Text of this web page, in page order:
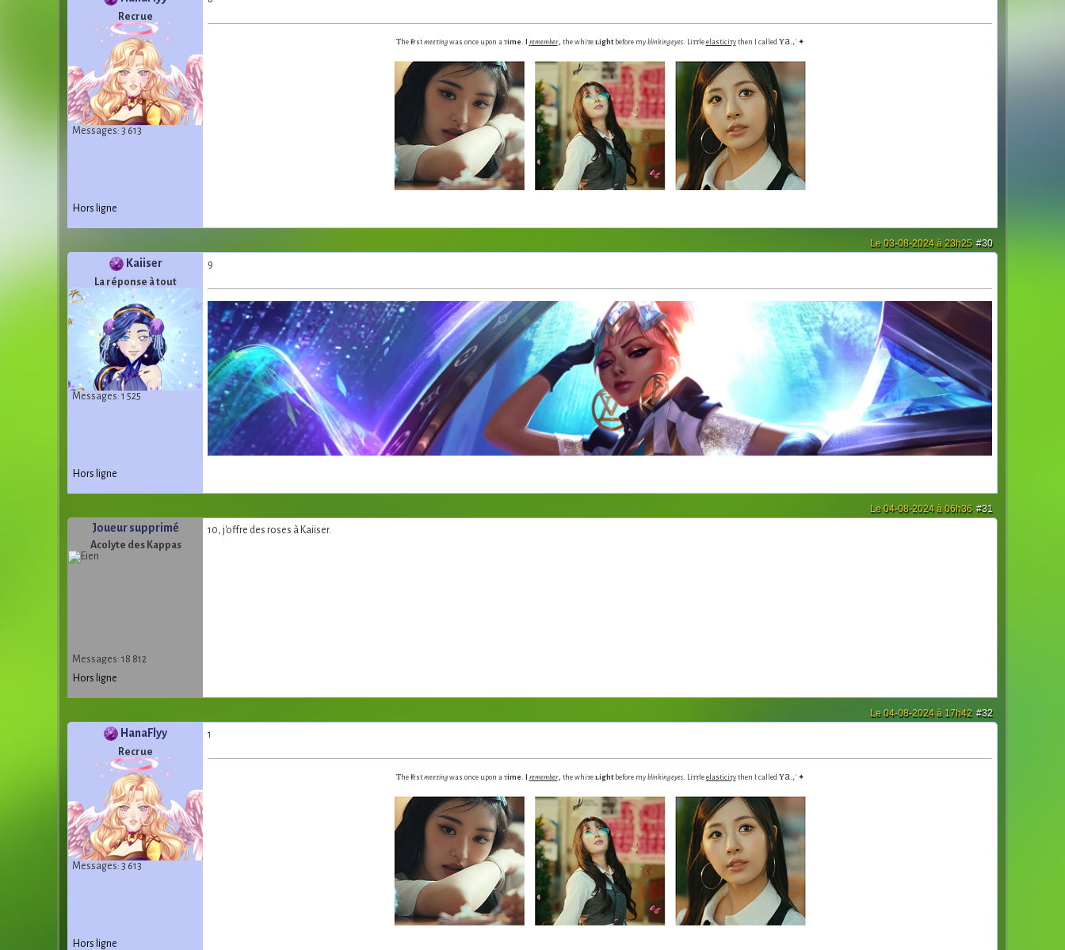
Recrue
Messages: 3 613
ᴛheғ irst meeᴛing was once upon a ᴛime . remember, the whiᴛe ʟightbefore my blinking eyes. Liᴛᴛle elasticiᴛythen I calledʏa.₊˚✦
...... ......
Hors ligne
#30
Le 03-08-2024 à 23h25
Kaiiser
La réponse à tout
Messages: 1 525
9
Hors ligne
#31
Le 04-08-2024 à 06h36
Joueur supprimé
Acolyte des Kappas
Messages: 18 812
10, j'offre des roses à Kaiiser.
Hors ligne
#32
Le 04-08-2024 à 17h42
HanaFlyy
Recrue
Messages: 3 613
1
ᴛheғ irst meeᴛing was once upon a ᴛime . remember, the whiᴛe ʟightbefore my blinking eyes. Liᴛᴛle elasticiᴛythen I calledʏa.₊˚✦
Hors ligne